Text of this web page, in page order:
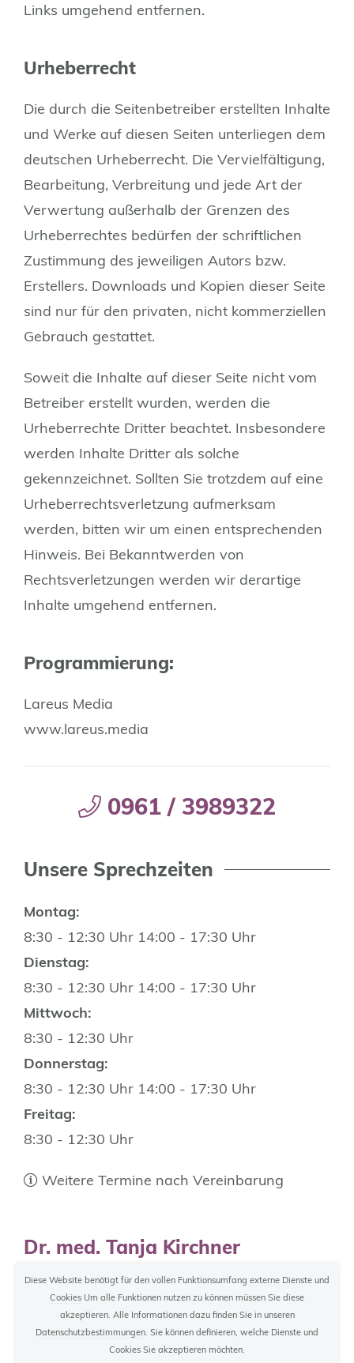
Links umgehend entfernen.
Urheberrecht
Die durch die Seitenbetreiber erstellten Inhalte
und Werke auf diesen Seiten unterliegen dem
deutschen Urheberrecht. Die Vervielfältigung,
Bearbeitung, Verbreitung und jede Art der
Verwertung außerhalb der Grenzen des
Urheberrechtes bedürfen der schriftlichen
Zustimmung des jeweiligen Autors bzw.
Erstellers. Downloads und Kopien dieser Seite
sind nur für den privaten, nicht kommerziellen
Gebrauch gestattet.
Soweit die Inhalte auf dieser Seite nicht vom
Betreiber erstellt wurden, werden die
Urheberrechte Dritter beachtet. Insbesondere
werden Inhalte Dritter als solche
gekennzeichnet. Sollten Sie trotzdem auf eine
Urheberrechtsverletzung aufmerksam
werden, bitten wir um einen entsprechenden
Hinweis. Bei Bekanntwerden von
Rechtsverletzungen werden wir derartige
Inhalte umgehend entfernen.
Programmierung:
Lareus Media
www.lareus.media
0961 / 3989322
Unsere Sprechzeiten
Montag:
8:30 - 12:30 Uhr 14:00 - 17:30 Uhr
Dienstag:
8:30 - 12:30 Uhr 14:00 - 17:30 Uhr
Mittwoch:
8:30 - 12:30 Uhr
Donnerstag:
8:30 - 12:30 Uhr 14:00 - 17:30 Uhr
Freitag:
8:30 - 12:30 Uhr
Weitere Termine nach Vereinbarung
Dr. med. Tanja Kirchner
Tatiana Yadykina
Söllnerstraße 9
92637 Weiden i.d.OPf.
Diese Website benötigt für den vollen Funktionsumfang externe Dienste und
Cookies Um alle Funktionen nutzen zu können müssen Sie diese
akzeptieren. Alle Informationen dazu finden Sie in unseren
Datenschutzbestimmungen. Sie können definieren, welche Dienste und
Cookies Sie akzeptieren möchten.